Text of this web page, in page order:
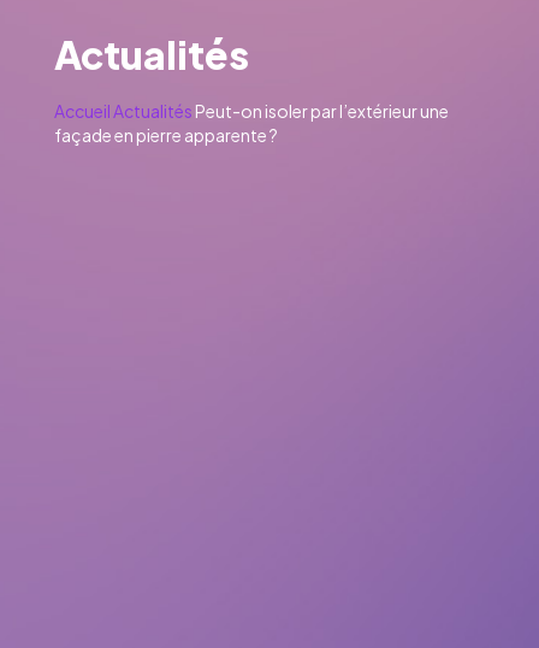
Actualités
Accueil Actualités Peut-on isoler par l’extérieur une
façade en pierre apparente ?